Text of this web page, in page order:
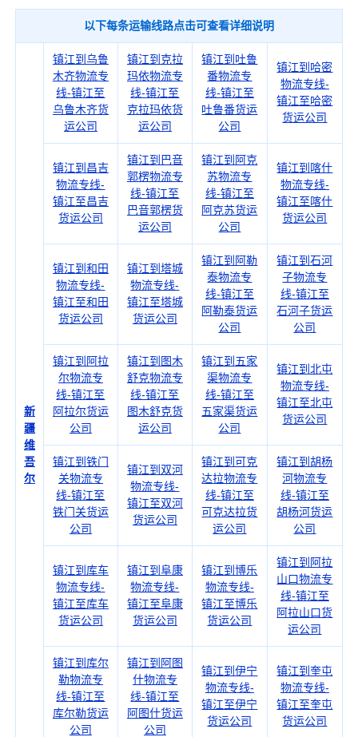
以下每条运输线路点击可查看详细说明
新
疆
维
吾
尔
镇江到乌鲁
木齐物流专
线-镇江至
乌鲁木齐货
运公司
镇江到克拉
玛依物流专
线-镇江至
克拉玛依货
运公司
镇江到吐鲁
番物流专
线-镇江至
吐鲁番货运
公司
镇江到哈密
物流专线-
镇江至哈密
货运公司
镇江到昌吉
物流专线-
镇江至昌吉
货运公司
镇江到巴音
郭楞物流专
线-镇江至
巴音郭楞货
运公司
镇江到阿克
苏物流专
线-镇江至
阿克苏货运
公司
镇江到喀什
物流专线-
镇江至喀什
货运公司
镇江到和田
物流专线-
镇江至和田
货运公司
镇江到塔城
物流专线-
镇江至塔城
货运公司
镇江到阿勒
泰物流专
线-镇江至
阿勒泰货运
公司
镇江到石河
子物流专
线-镇江至
石河子货运
公司
镇江到阿拉
尔物流专
线-镇江至
阿拉尔货运
公司
镇江到图木
舒克物流专
线-镇江至
图木舒克货
运公司
镇江到五家
渠物流专
线-镇江至
五家渠货运
公司
镇江到北屯
物流专线-
镇江至北屯
货运公司
镇江到铁门
关物流专
线-镇江至
铁门关货运
公司
镇江到双河
物流专线-
镇江至双河
货运公司
镇江到可克
达拉物流专
线-镇江至
可克达拉货
运公司
镇江到胡杨
河物流专
线-镇江至
胡杨河货运
公司
镇江到库车
物流专线-
镇江至库车
货运公司
镇江到阜康
物流专线-
镇江至阜康
货运公司
镇江到博乐
物流专线-
镇江至博乐
货运公司
镇江到阿拉
山口物流专
线-镇江至
阿拉山口货
运公司
镇江到库尔
勒物流专
线-镇江至
库尔勒货运
公司
镇江到阿图
什物流专
线-镇江至
阿图什货运
公司
镇江到伊宁
物流专线-
镇江至伊宁
货运公司
镇江到奎屯
物流专线-
镇江至奎屯
货运公司